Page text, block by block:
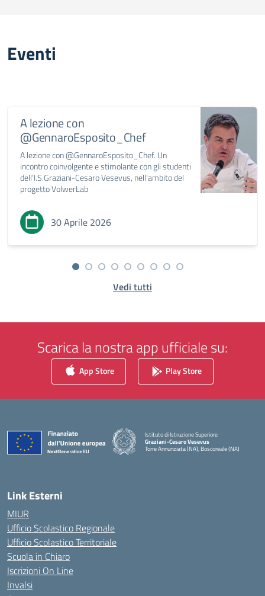
Eventi
A lezione con
@GennaroEsposito_Chef
A lezione con @GennaroEsposito_Chef. Un
incontro coinvolgente e stimolante con gli studenti
dell'I.S.Graziani-Cesaro Vesevus, nell'ambito del
progetto VolwerLab
30 Aprile 2026
Vedi tutti
Scarica la nostra app ufficiale su:
App Store Play Store
Istituto di Istruzione Superiore
Graziani-Cesaro Vesevus
Torre Annunziata (NA), Boscoreale (NA)
Link Esterni
MIUR
Ufficio Scolastico Regionale
Ufficio Scolastico Territoriale
Scuola in Chiaro
Iscrizioni On Line
Invalsi